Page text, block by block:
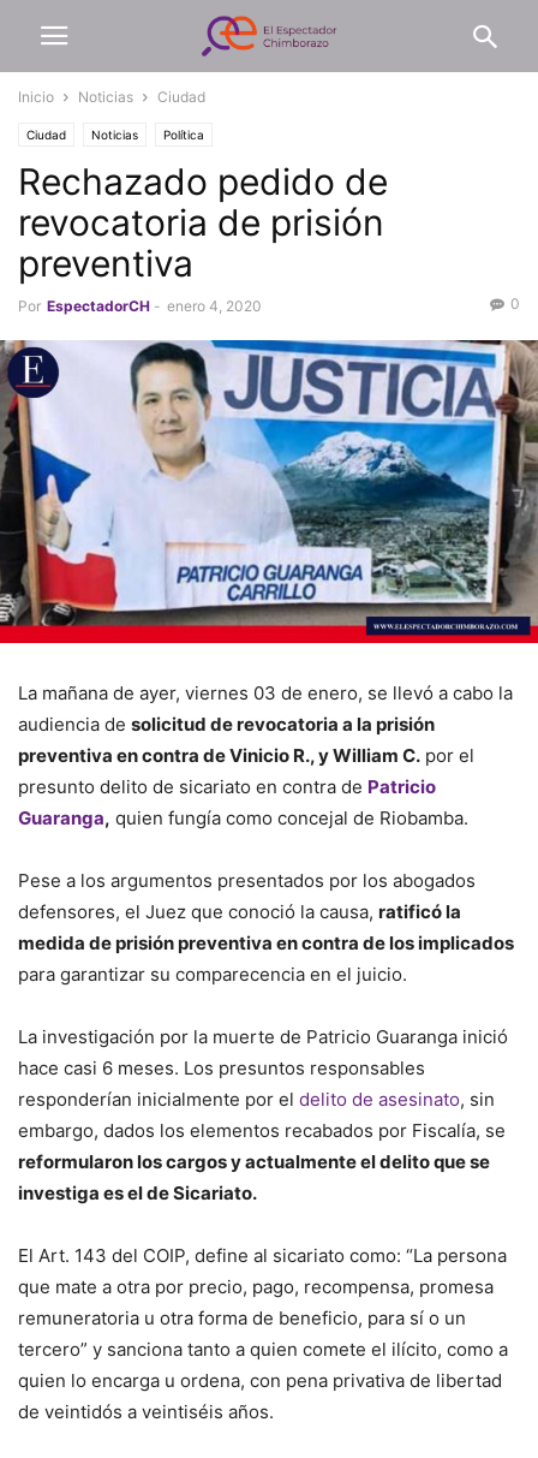
Inicio Noticias Ciudad
Ciudad Noticias Política
Rechazado pedido de
revocatoria de prisión
preventiva
Por EspectadorCH - enero 4, 2020 0
La mañana de ayer, viernes 03 de enero, se llevó a cabo la
audiencia de solicitud de revocatoria a la prisión
preventiva en contra de Vinicio R., y William C. por el
presunto delito de sicariato en contra de Patricio
Guaranga, quien fungía como concejal de Riobamba.
Pese a los argumentos presentados por los abogados
defensores, el Juez que conoció la causa, ratificó la
medida de prisión preventiva en contra de los implicados
para garantizar su comparecencia en el juicio.
La investigación por la muerte de Patricio Guaranga inició
hace casi 6 meses. Los presuntos responsables
responderían inicialmente por el delito de asesinato, sin
embargo, dados los elementos recabados por Fiscalía, se
reformularon los cargos y actualmente el delito que se
investiga es el de Sicariato.
El Art. 143 del COIP, define al sicariato como: “La persona
que mate a otra por precio, pago, recompensa, promesa
remuneratoria u otra forma de beneficio, para sí o un
tercero” y sanciona tanto a quien comete el ilícito, como a
quien lo encarga u ordena, con pena privativa de libertad
de veintidós a veintiséis años.